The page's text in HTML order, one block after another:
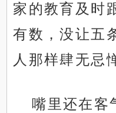
家的教育及时
有数，没让五
人那样肆无忌
嘴里还在客